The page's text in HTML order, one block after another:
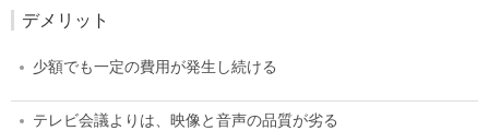
デメリット
少額でも一定の費用が発生し続ける
テレビ会議よりは、映像と音声の品質が劣る